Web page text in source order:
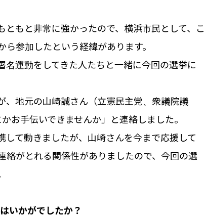
もと非常に強かったので、横浜市民として、こ
参加したという経緯があります。
運動をしてきた人たちと一緒に今回の選挙に
、地元の山崎誠さん（立憲民主党、衆議院議
お手伝いできませんか」と連絡しました。
て動きましたが、山崎さんを今まで応援して
絡がとれる関係性がありましたので、今回の選
いかがでしたか？